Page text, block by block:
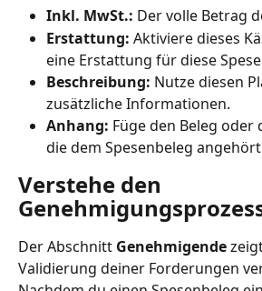
Inkl. MwSt.: Der volle Betrag
Erstattung: Aktiviere dieses
eine Erstattung für diese
Beschreibung: Nutze diesen
zusätzliche Informationen.
Anhang: Füge den Beleg oder
die dem Spesenbeleg
Verstehe den
Der Abschnitt Genehmigende
Validierung deiner Forderungen